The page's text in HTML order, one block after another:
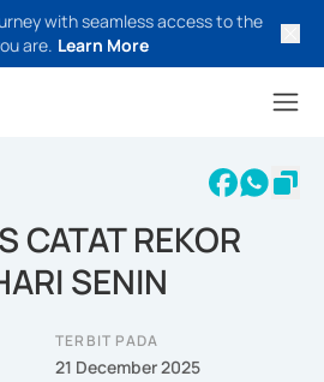
with seamless access to the
are. Learn More
CATAT REKOR
SENIN
TERBIT PADA
21 December 2025